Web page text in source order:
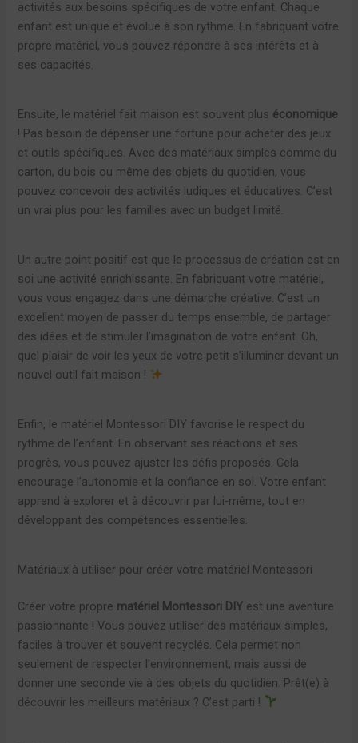
activités aux besoins spécifiques de votre enfant. Chaque
enfant est unique et évolue à son rythme. En fabriquant votre
propre matériel, vous pouvez répondre à ses intérêts et à
ses capacités.
Ensuite, le matériel fait maison est souvent plus économique
! Pas besoin de dépenser une fortune pour acheter des jeux
et outils spécifiques. Avec des matériaux simples comme du
carton, du bois ou même des objets du quotidien, vous
pouvez concevoir des activités ludiques et éducatives. C’est
un vrai plus pour les familles avec un budget limité.
Un autre point positif est que le processus de création est en
soi une activité enrichissante. En fabriquant votre matériel,
vous vous engagez dans une démarche créative. C’est un
excellent moyen de passer du temps ensemble, de partager
des idées et de stimuler l’imagination de votre enfant. Oh,
quel plaisir de voir les yeux de votre petit s’illuminer devant un
nouvel outil fait maison !
Enfin, le matériel Montessori DIY favorise le respect du
rythme de l’enfant. En observant ses réactions et ses
progrès, vous pouvez ajuster les défis proposés. Cela
encourage l’autonomie et la confiance en soi. Votre enfant
apprend à explorer et à découvrir par lui-même, tout en
développant des compétences essentielles.
Matériaux à utiliser pour créer votre matériel Montessori
Créer votre propre matériel Montessori DIY est une aventure
passionnante ! Vous pouvez utiliser des matériaux simples,
faciles à trouver et souvent recyclés. Cela permet non
seulement de respecter l’environnement, mais aussi de
donner une seconde vie à des objets du quotidien. Prêt(e) à
découvrir les meilleurs matériaux ? C’est parti !